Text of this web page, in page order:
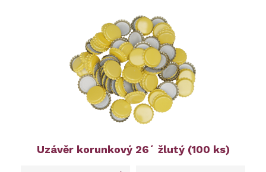
Uzávěr korunkový 26´ žlutý (100 ks)